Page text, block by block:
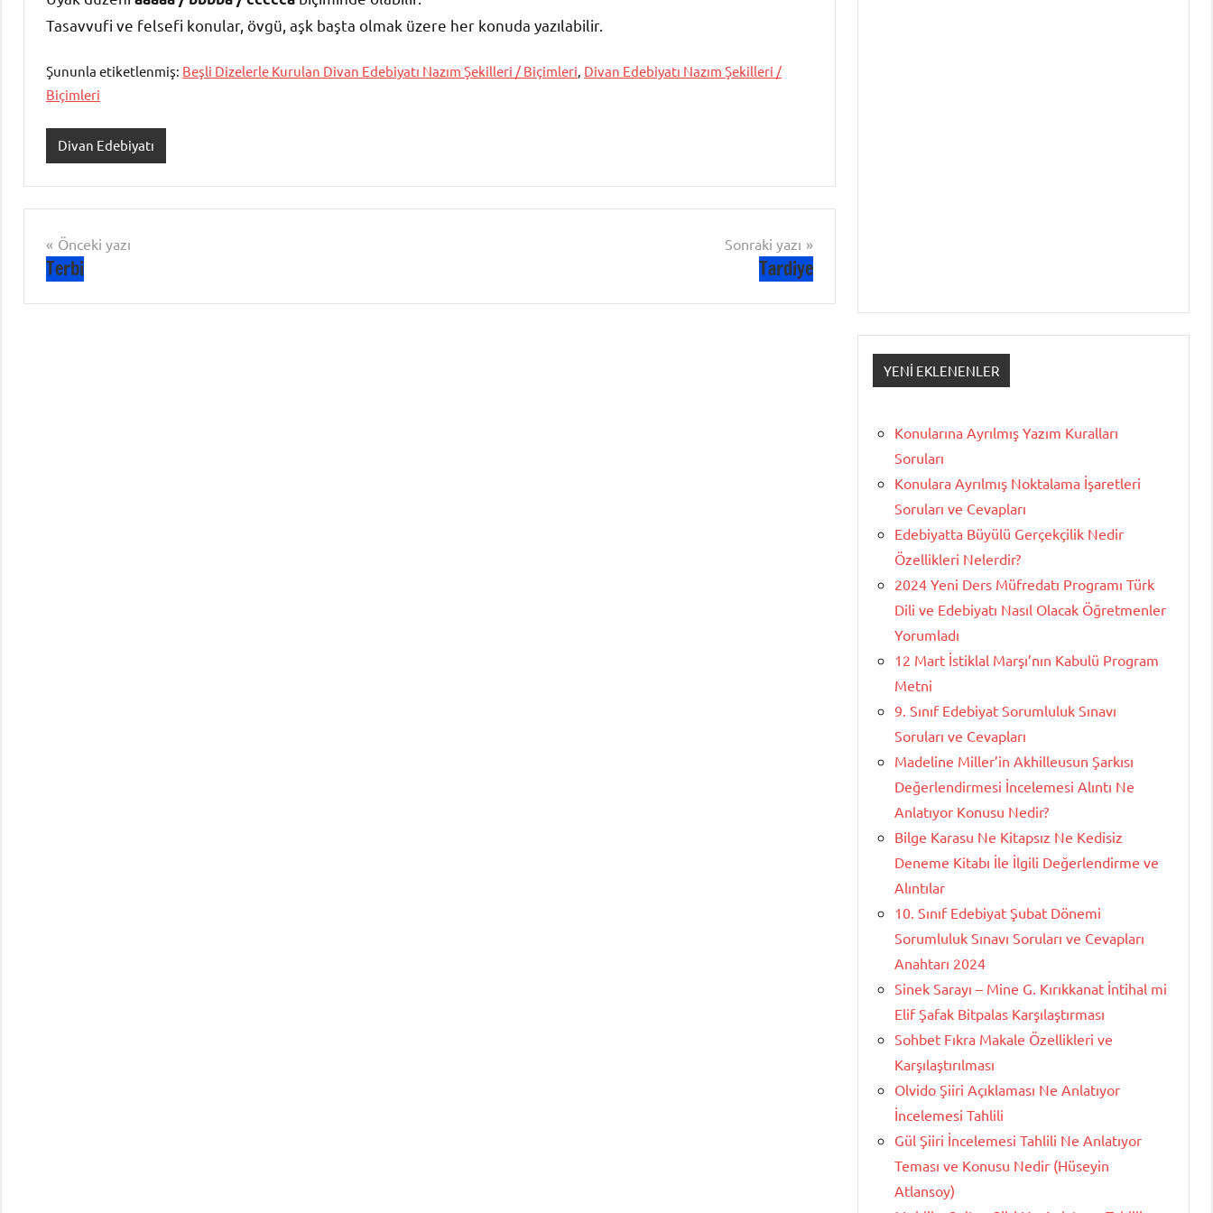
Tasavvufi ve felsefi konular, övgü, aşk başta olmak üzere her konuda yazılabilir.
Şununla etiketlenmiş: Beşli Dizelerle Kurulan Divan Edebiyatı Nazım Şekilleri / Biçimleri Divan Edebiyatı Nazım Şekilleri /
Biçimleri
Divan Edebiyatı
Yazı
gezinmesi
Önceki yazı
Terbi
Sonraki yazı
Tardiye
YENI EKLENENLER
Konularına Ayrılmış Yazım Kuralları
Soruları
Konulara Ayrılmış Noktalama İşaretleri
Soruları ve Cevapları
Edebiyatta Büyülü Gerçekçilik Nedir
Özellikleri Nelerdir?
2024 Yeni Ders Müfredatı Programı Türk
Dili ve Edebiyatı Nasıl Olacak Öğretmenler
Yorumladı
12 Mart İstiklal Marşı’nın Kabulü Program
Metni
9. Sınıf Edebiyat Sorumluluk Sınavı
Soruları ve Cevapları
Madeline Miller’in Akhilleusun Şarkısı
Değerlendirmesi İncelemesi Alıntı Ne
Anlatıyor Konusu Nedir?
Bilge Karasu Ne Kitapsız Ne Kedisiz
Deneme Kitabı İle İlgili Değerlendirme ve
Alıntılar
10. Sınıf Edebiyat Şubat Dönemi
Sorumluluk Sınavı Soruları ve Cevapları
Anahtarı 2024
Sinek Sarayı – Mine G. Kırıkkanat İntihal mi
Elif Şafak Bitpalas Karşılaştırması
Sohbet Fıkra Makale Özellikleri ve
Karşılaştırılması
Olvido Şiiri Açıklaması Ne Anlatıyor
İncelemesi Tahlili
Gül Şiiri İncelemesi Tahlili Ne Anlatıyor
Teması ve Konusu Nedir (Hüseyin
Atlansoy)